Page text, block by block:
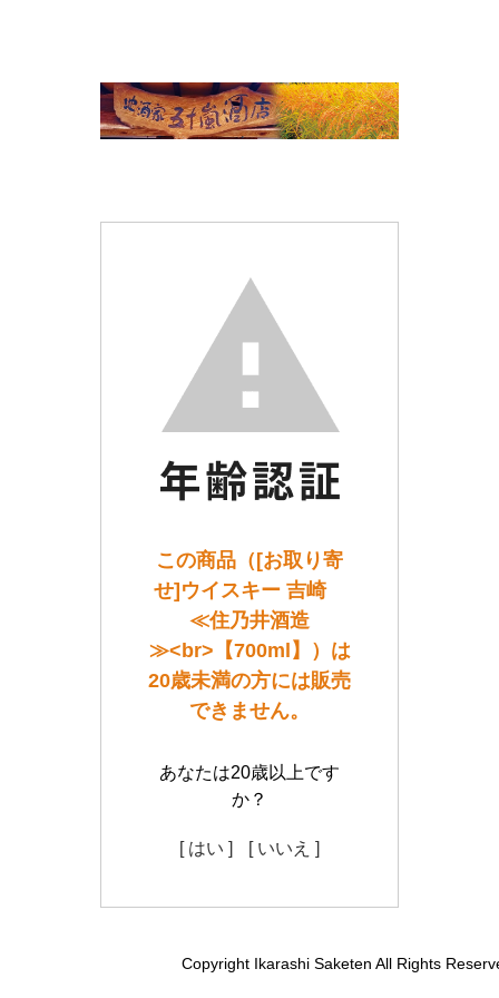
この商品（[お取り寄
せ]ウイスキー 吉崎
≪住乃井酒造
≫<br>【700ml】）は
20歳未満の方には販売
できません。
あなたは20歳以上です
か？
[ はい ] [ いいえ ]
Copyright Ikarashi Saketen All Rights